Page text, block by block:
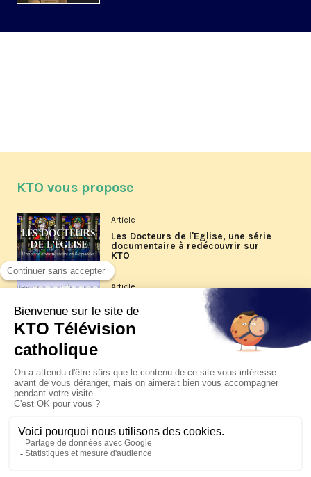
KTO vous propose
Article
Les Docteurs de l'Église, une série
documentaire à redécouvrir sur
KTO
Article
Les reportages d'été 2026 de KTO
La visite pastorale du pape Léon
XIV à Assise à suivre sur KTO le
jeudi 6 août
Le pape en Uruguay, Argentine et
Pérou du 6 au 17 novembre 2026